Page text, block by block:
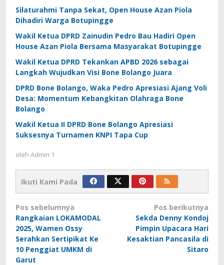
Silaturahmi Tanpa Sekat, Open House Azan Piola
Dihadiri Warga Botupingge
Wakil Ketua DPRD Zainudin Pedro Bau Hadiri Open
House Azan Piola Bersama Masyarakat Botupingge
Wakil Ketua DPRD Tekankan APBD 2026 sebagai
Langkah Wujudkan Visi Bone Bolango Juara
DPRD Bone Bolango, Waka Pedro Apresiasi Ajang Voli
Desa: Momentum Kebangkitan Olahraga Bone
Bolango
Wakil Ketua II DPRD Bone Bolango Apresiasi
Suksesnya Turnamen KNPI Tapa Cup
oleh Admin 1
Ikuti Kami Pada
Navigasi
pos
Pos sebelumnya
Rangkaian LOKAMODAL
2025, Wamen Ossy
Serahkan Sertipikat Ke
10 Penggiat UMKM di
Garut
Pos berikutnya
Sekda Denny Kondoj
Pimpin Upacara Hari
Kesaktian Pancasila di
Sitaro